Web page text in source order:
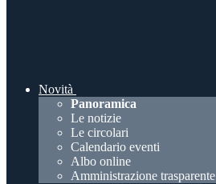
Novità
Panoramica
Le notizie
Le circolari
Calendario eventi
Albo online
Amministrazione trasparente